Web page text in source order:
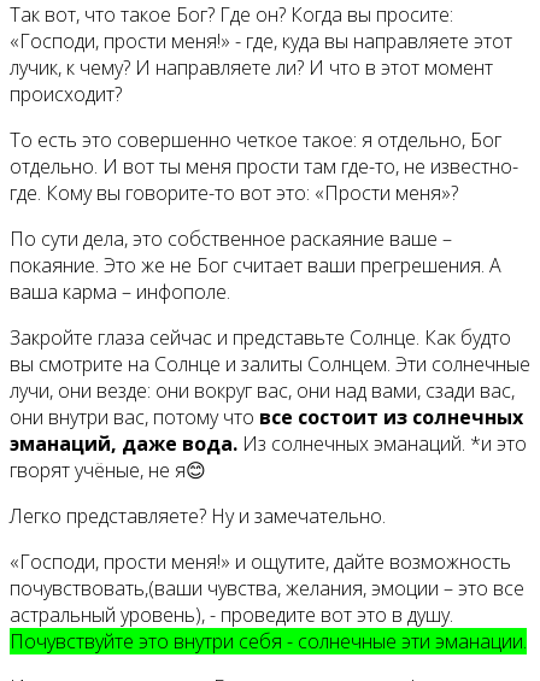
Так вот, что такое Бог? Где он? Когда вы просите:
«Господи, прости меня!» - где, куда вы направляете этот
лучик, к чему? И направляете ли? И что в этот момент
происходит?
То есть это совершенно четкое такое: я отдельно, Бог
отдельно. И вот ты меня прости там где-то, не известно-
где. Кому вы говорите-то вот это: «Прости меня»?
По сути дела, это собственное раскаяние ваше –
покаяние. Это же не Бог считает ваши прегрешения. А
ваша карма – инфополе.
Закройте глаза сейчас и представьте Солнце. Как будто
вы смотрите на Солнце и залиты Солнцем. Эти солнечные
лучи, они везде: они вокруг вас, они над вами, сзади вас,
они внутри вас, потому что все состоит из солнечных
эманаций, даже вода. Из солнечных эманаций. *и это
гворят учёные, не я😊
Легко представляете? Ну и замечательно.
«Господи, прости меня!» и ощутите, дайте возможность
почувствовать,(ваши чувства, желания, эмоции – это все
астральный уровень), - проведите вот это в душу.
Почувствуйте это внутри себя - солнечные эти эманации.